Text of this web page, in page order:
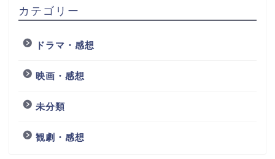
カテゴリー
ドラマ・感想
映画・感想
未分類
観劇・感想